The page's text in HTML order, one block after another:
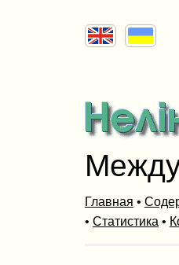
Главная •
• Статистика •